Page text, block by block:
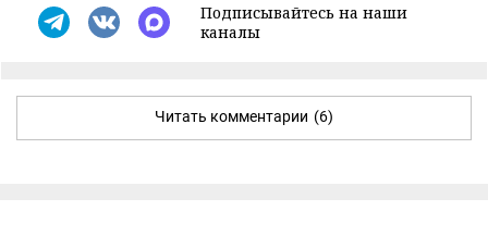
Подписывайтесь на наши
каналы
Читать комментарии (6)